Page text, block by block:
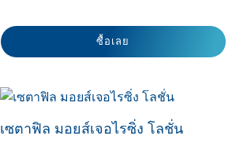
ซื้อเลย
เซตาฟิล มอยส์เจอไรซิ่ง โลชั่น